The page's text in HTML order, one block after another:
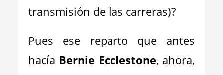
transmisión de las carreras)?
Pues ese reparto que antes
hacía Bernie Ecclestone, ahora,